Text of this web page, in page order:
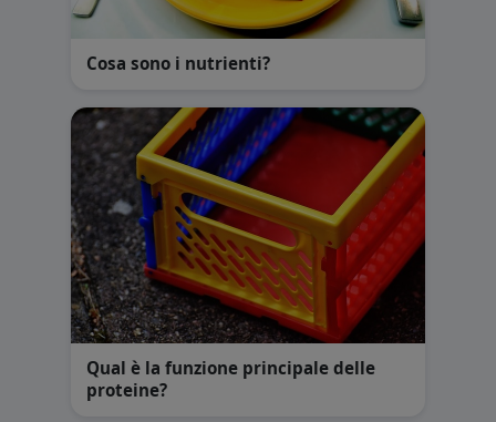
Cosa sono i nutrienti?
Qual è la funzione principale delle
proteine?